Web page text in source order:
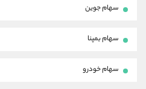
سهام جوین
سهام بمپنا
سهام خودرو